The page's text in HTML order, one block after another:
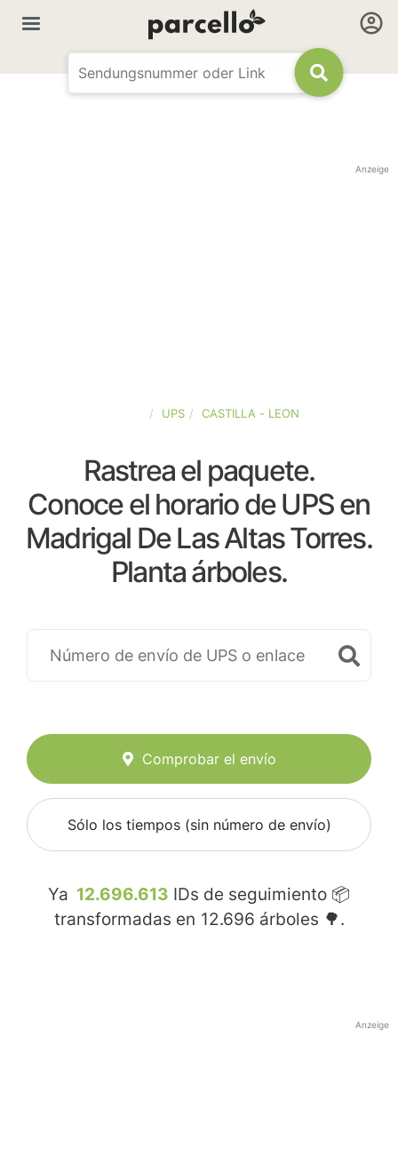
Anzeige
UPS CASTILLA - LEON
Rastrea el paquete.
Conoce el horario de UPS en
Madrigal De Las Altas Torres.
Planta árboles.
Comprobar el envío
Sólo los tiempos (sin número de envío)
Ya 12.696.613 IDs de seguimiento 📦
transformadas en 12.696 árboles 🌳.
Anzeige